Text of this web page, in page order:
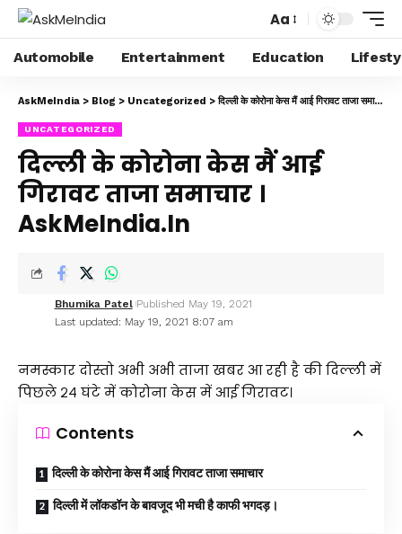
Aa
Automobile Entertainment Education
AskMeIndia > Blog > Uncategorized >दिल्ली के कोरोना केस मैं आई गिरावट ताजा समाचार । AskMeIndia.in
UNCATEGORIZED
दिल्ली के कोरोना केस मैं आई
गिरावट ताजा समाचार ।
AskMeIndia.in
Last updated: May 19, 2021 8:07 am
Bhumika Patel Published May 19, 2021
नमस्कार दोस्तो अभी अभी ताजा खबर आ रही है की दिल्ली में
पिछले २४ घंटे में कोरोना केस में आई गिरावट।
Contents
दिल्ली के कोरोना केस मैं आई गिरावट ताजा समाचार
दिल्ली में लॉकडॉन के बावजूद भी मची है काफी भगदड़।